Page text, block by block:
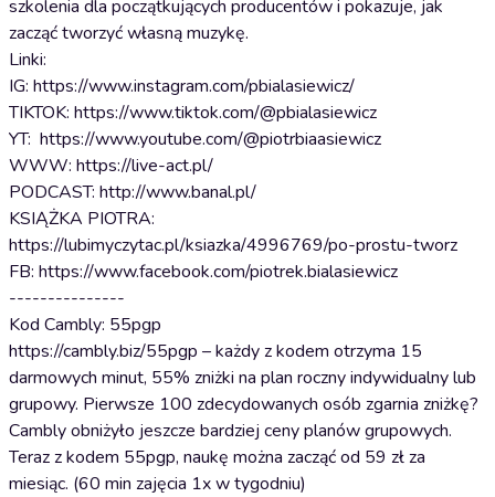
szkolenia dla początkujących producentów i pokazuje, jak
zacząć tworzyć własną muzykę.
Linki:
IG: https://www.instagram.com/pbialasiewicz/
TIKTOK: https://www.tiktok.com/@pbialasiewicz
YT: https://www.youtube.com/@piotrbiaasiewicz
WWW: https://live-act.pl/
PODCAST: http://www.banal.pl/
KSIĄŻKA PIOTRA:
https://lubimyczytac.pl/ksiazka/4996769/po-prostu-tworz
FB: https://www.facebook.com/piotrek.bialasiewicz
---------------
Kod Cambly: 55pgp
https://cambly.biz/55pgp – każdy z kodem otrzyma 15
darmowych minut, 55% zniżki na plan roczny indywidualny lub
grupowy. Pierwsze 100 zdecydowanych osób zgarnia zniżkę?
Cambly obniżyło jeszcze bardziej ceny planów grupowych.
Teraz z kodem 55pgp, naukę można zacząć od 59 zł za
miesiąc. (60 min zajęcia 1x w tygodniu)